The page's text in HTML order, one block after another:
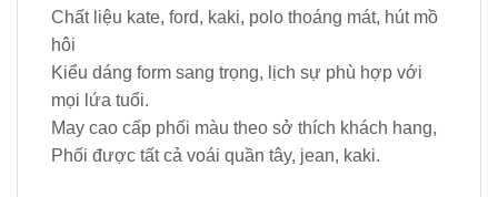
Chất liệu kate, ford, kaki, polo thoáng mát, hút mồ
hôi
Kiểu dáng form sang trọng, lịch sự phù hợp với
mọi lứa tuổi.
May cao cấp phối màu theo sở thích khách hang,
Phối được tất cả voái quần tây, jean, kaki.